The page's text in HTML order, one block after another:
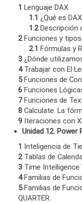
1 Lenguaje DAX.
1.1 ¿Qué es
1.2Descripción
2Funciones y
2.1 Fórmulas y
3 ¿Dónde
4Trabajar con El
5Funciones de
6 Funciones
7Funciones de
8 Calculate. La
9 Iteraciones con X.
Unidad 12. Power
1 Inteligencia de
2Tablas de
3 Time Intelligence
4Familias de
5Familias de
QUARTER.